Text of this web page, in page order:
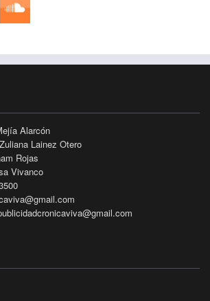
Alarcón
Lainez Otero
Rojas
Vivanco